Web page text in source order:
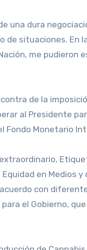
una dura
de situaciones. En
me pudieron
de la
al Presidente
Fondo Monetario
Equidad en Medios
con
el Gobierno,